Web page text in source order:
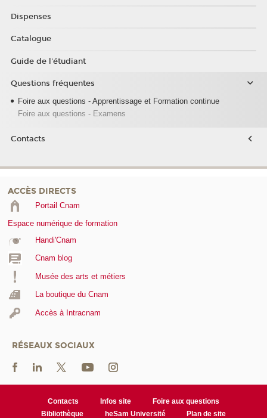
Dispenses
Catalogue
Guide de l'étudiant
Questions fréquentes
Foire aux questions - Apprentissage et Formation continue
Foire aux questions - Examens
Contacts
ACCÈS DIRECTS
Portail Cnam
Espace numérique de formation
Handi'Cnam
Cnam blog
Musée des arts et métiers
La boutique du Cnam
Accès à Intracnam
RÉSEAUX SOCIAUX
Contacts Infos site
Foire aux questions
Bibliothèque
heSam Université Plan de site